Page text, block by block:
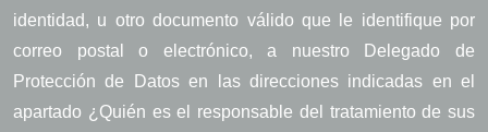
identidad, u otro documento válido que le identifique por
correo postal o electrónico, a nuestro Delegado de
Protección de Datos en las direcciones indicadas en el
apartado ¿Quién es el responsable del tratamiento de sus